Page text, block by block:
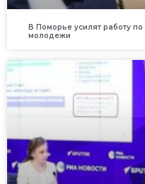
В Поморье усилят работу
молодежи